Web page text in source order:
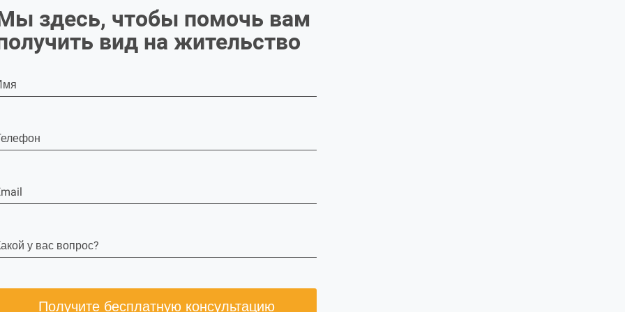
здесь, чтобы помочь вам
вид на жительство
у вас вопрос?
Получите бесплатную консультацию